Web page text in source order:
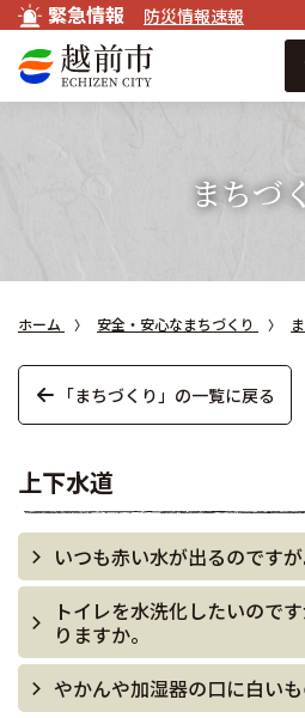
緊急情報 防災情報速報
まちづ
ホーム 安全・安心なまちづくり
「まちづくり」の一覧に戻る
上下水道
いつも赤い水が出るのですが
トイレを水洗化したいので
りますか。
やかんや加湿器の口に白いも